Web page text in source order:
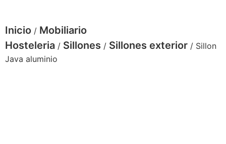
Inicio / Mobiliario
Hosteleria / Sillones / Sillones exterior / Sillon
Java aluminio